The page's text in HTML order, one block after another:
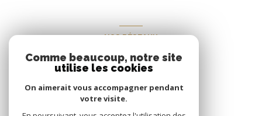
NOS RÉSEAUX
Nous suivre
Comme beaucoup, notre site
utilise les cookies
On aimerait vous accompagner pendant
votre visite.